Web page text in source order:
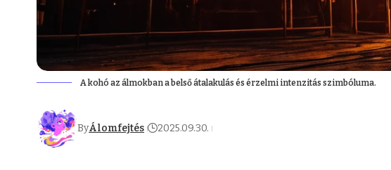
A kohó az álmokban a belső átalakulás és érzelmi intenzitás szimbóluma.
ByÁlomfejtés 2025.09.30.